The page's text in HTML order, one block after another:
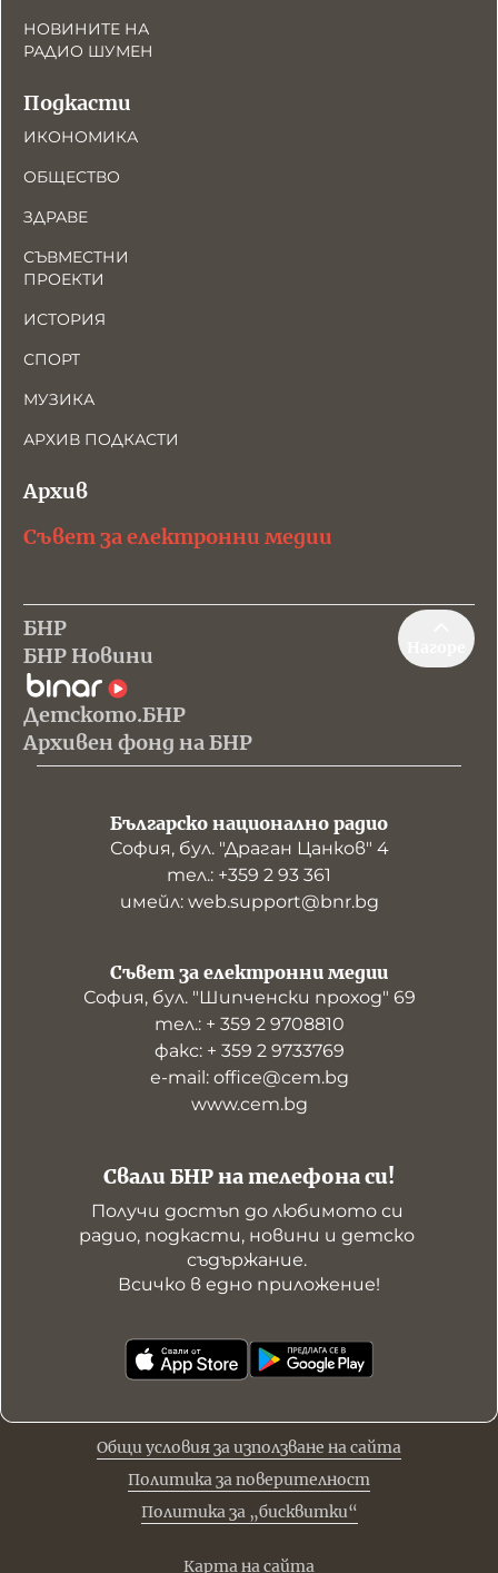
НОВИНИТЕ НА
РАДИО ШУМЕН
Подкасти
ИКОНОМИКА
ОБЩЕСТВО
ЗДРАВЕ
СЪВМЕСТНИ
ПРОЕКТИ
ИСТОРИЯ
СПОРТ
МУЗИКА
АРХИВ ПОДКАСТИ
Архив
Съвет за електронни медии
БНР
БНР Новини
Детското.БНР
Архивен фонд на БНР
Българско национално радио
София, бул. "Драган Цанков" 4
тел.: +359 2 93 361
имейл: web.support@bnr.bg
Свали БНР на телефона си!
Получи достъп до любимото си
радио, подкасти, новини и детско
съдържание.
Всичко в едно приложение!
Съвет за електронни медии
София, бул. "Шипченски проход" 69
тел.: + 359 2 9708810
факс: + 359 2 9733769
е-mail: office@cem.bg
www.cem.bg
Общи условия за използване на сайта
Политика за поверителност
Политика за „бисквитки“
Карта на сайта